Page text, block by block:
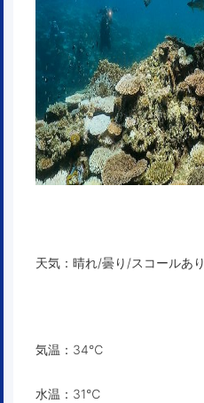
天気：晴れ/曇り/スコールあり
気温：34℃
水温：31℃